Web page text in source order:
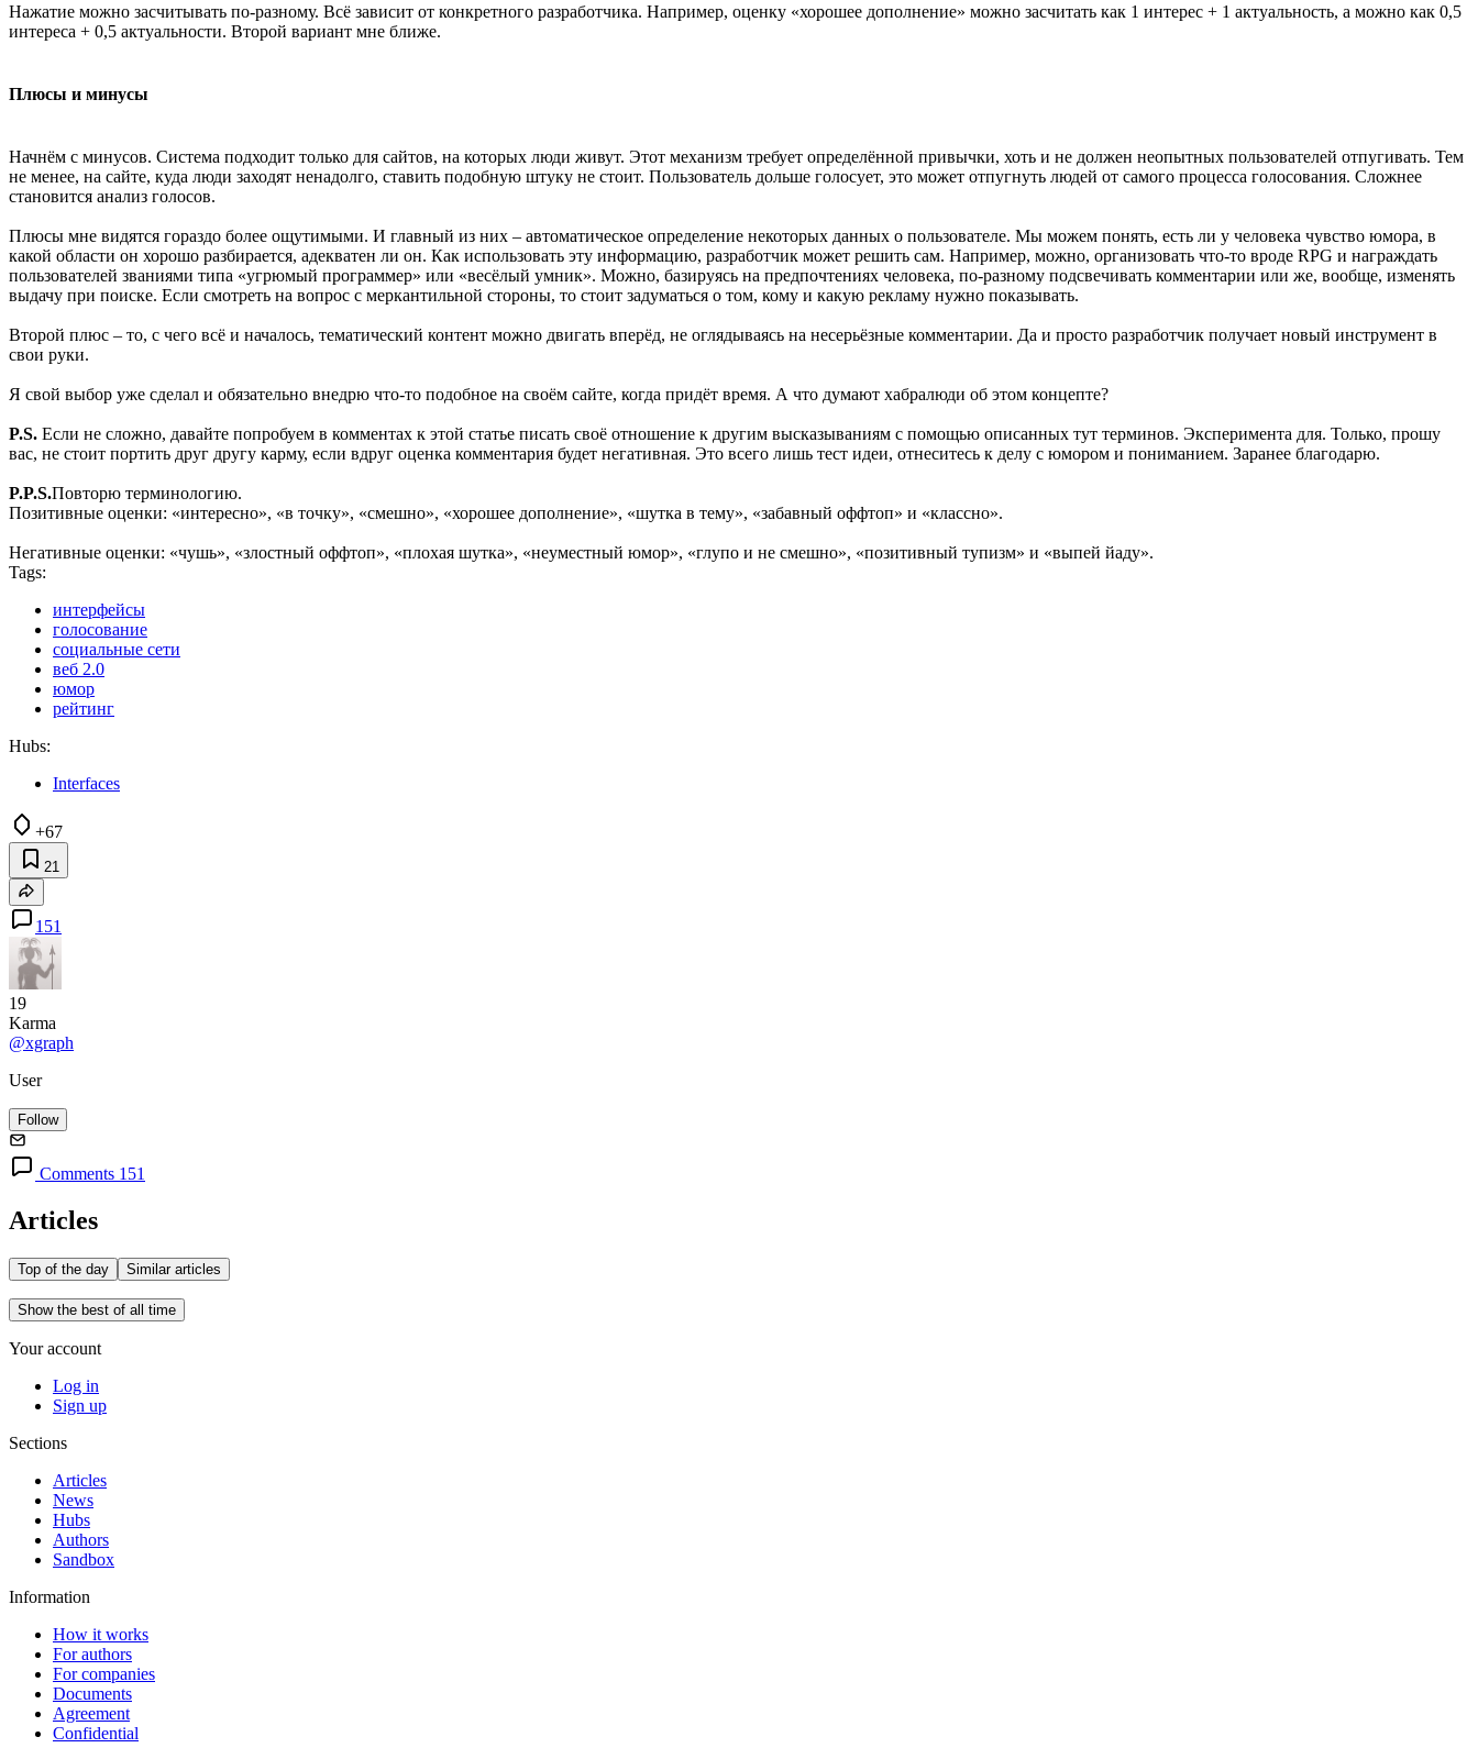
Нажатие можно засчитывать по-разному. Всё зависит от конкретного разработчика. Например, оценку «хорошее дополнение» можно засчитать как 1 интерес + 1 актуальность, а можно как 0,5
интереса + 0,5 актуальности. Второй вариант мне ближе.
Плюсы и минусы
Начнём с минусов. Система подходит только для сайтов, на которых люди живут. Этот механизм требует определённой привычки, хоть и не должен неопытных пользователей отпугивать. Тем
не менее, на сайте, куда люди заходят ненадолго, ставить подобную штуку не стоит. Пользователь дольше голосует, это может отпугнуть людей от самого процесса голосования. Сложнее
становится анализ голосов.
Плюсы мне видятся гораздо более ощутимыми. И главный из них – автоматическое определение некоторых данных о пользователе. Мы можем понять, есть ли у человека чувство юмора, в
какой области он хорошо разбирается, адекватен ли он. Как использовать эту информацию, разработчик может решить сам. Например, можно, организовать что-то вроде RPG и награждать
пользователей званиями типа «угрюмый программер» или «весёлый умник». Можно, базируясь на предпочтениях человека, по-разному подсвечивать комментарии или же, вообще, изменять
выдачу при поиске. Если смотреть на вопрос с меркантильной стороны, то стоит задуматься о том, кому и какую рекламу нужно показывать.
Второй плюс – то, с чего всё и началось, тематический контент можно двигать вперёд, не оглядываясь на несерьёзные комментарии. Да и просто разработчик получает новый инструмент в
свои руки.
Я свой выбор уже сделал и обязательно внедрю что-то подобное на своём сайте, когда придёт время. А что думают хабралюди об этом концепте?
P.S. Если не сложно, давайте попробуем в комментах к этой статье писать своё отношение к другим высказываниям с помощью описанных тут терминов. Эксперимента для. Только, прошу
вас, не стоит портить друг другу карму, если вдруг оценка комментария будет негативная. Это всего лишь тест идеи, отнеситесь к делу с юмором и пониманием. Заранее благодарю.
P.P.S.Повторю терминологию.
Позитивные оценки: «интересно», «в точку», «смешно», «хорошее дополнение», «шутка в тему», «забавный оффтоп» и «классно».
Негативные оценки: «чушь», «злостный оффтоп», «плохая шутка», «неуместный юмор», «глупо и не смешно», «позитивный тупизм» и «выпей йаду».
Tags:
интерфейсы
голосование
социальные сети
веб 2.0
юмор
рейтинг
Hubs:
Interfaces
+67
21
151
19
Karma
@xgraph
User
Follow
Comments 151
Articles
Top of the day Similar articles
Show the best of all time
Your account
Log in
Sign up
Sections
Articles
News
Hubs
Authors
Sandbox
Information
How it works
For authors
For companies
Documents
Agreement
Confidential